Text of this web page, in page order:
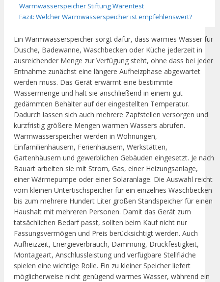
Warmwasserspeicher Stiftung Warentest
Fazit: Welcher Warmwasserspeicher ist empfehlenswert?
Ein Warmwasserspeicher sorgt dafür, dass warmes Wasser für
Dusche, Badewanne, Waschbecken oder Küche jederzeit in
ausreichender Menge zur Verfügung steht, ohne dass bei jeder
Entnahme zunächst eine längere Aufheizphase abgewartet
werden muss. Das Gerät erwärmt eine bestimmte
Wassermenge und hält sie anschließend in einem gut
gedämmten Behälter auf der eingestellten Temperatur.
Dadurch lassen sich auch mehrere Zapfstellen versorgen und
kurzfristig größere Mengen warmen Wassers abrufen.
Warmwasserspeicher werden in Wohnungen,
Einfamilienhäusern, Ferienhäusern, Werkstätten,
Gartenhäusern und gewerblichen Gebäuden eingesetzt. Je nach
Bauart arbeiten sie mit Strom, Gas, einer Heizungsanlage,
einer Wärmepumpe oder einer Solaranlage. Die Auswahl reicht
vom kleinen Untertischspeicher für ein einzelnes Waschbecken
bis zum mehrere Hundert Liter großen Standspeicher für einen
Haushalt mit mehreren Personen. Damit das Gerät zum
tatsächlichen Bedarf passt, sollten beim Kauf nicht nur
Fassungsvermögen und Preis berücksichtigt werden. Auch
Aufheizzeit, Energieverbrauch, Dämmung, Druckfestigkeit,
Montageart, Anschlussleistung und verfügbare Stellfläche
spielen eine wichtige Rolle. Ein zu kleiner Speicher liefert
möglicherweise nicht genügend warmes Wasser, während ein